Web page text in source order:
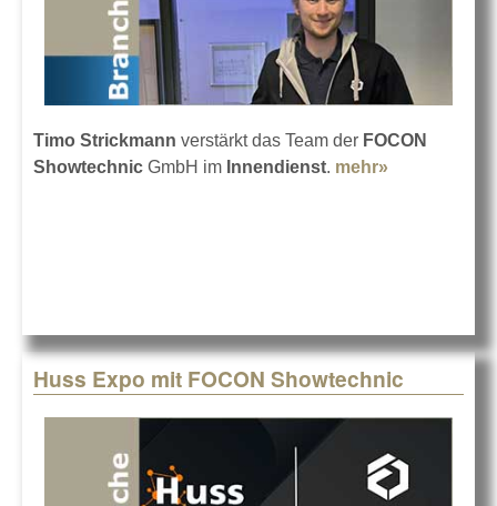
Timo Strickmann verstärkt das Team der FOCON
Showtechnic GmbH im Innendienst. mehr»
Huss Expo mit FOCON Showtechnic